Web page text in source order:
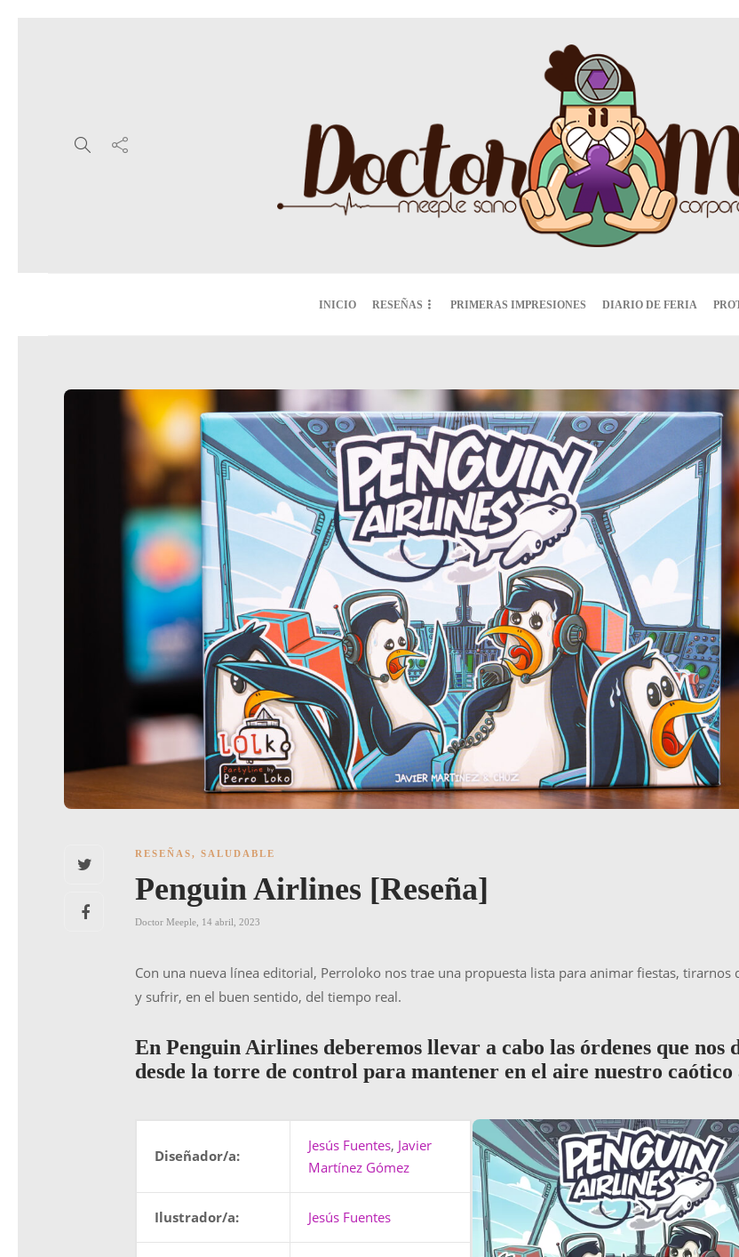
INICIO RESEÑAS PRIMERAS IMPRESIONES DIARIO DE FERIA
RESEÑAS, SALUDABLE
Penguin Airlines [Reseña]
Doctor Meeple 14 abril, 2023
Con una nueva línea editorial, Perroloko nos trae una propuesta lista para animar fiestas, tirarnos
y sufrir, en el buen sentido, del tiempo real.
En Penguin Airlines deberemos llevar a cabo las órdenes que nos
desde la torre de control para mantener en el aire nuestro caótico
Diseñador/a:
Jesús Fuentes, Javier
Martínez Gómez
Ilustrador/a: Jesús Fuentes